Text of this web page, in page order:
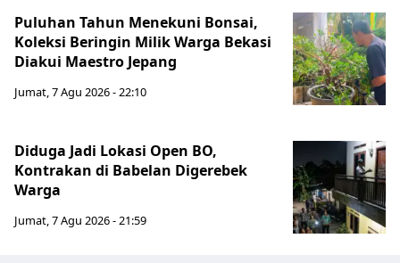
Puluhan Tahun Menekuni Bonsai,
Koleksi Beringin Milik Warga Bekasi
Diakui Maestro Jepang
Jumat, 7 Agu 2026 - 22:10
Diduga Jadi Lokasi Open BO,
Kontrakan di Babelan Digerebek
Warga
Jumat, 7 Agu 2026 - 21:59